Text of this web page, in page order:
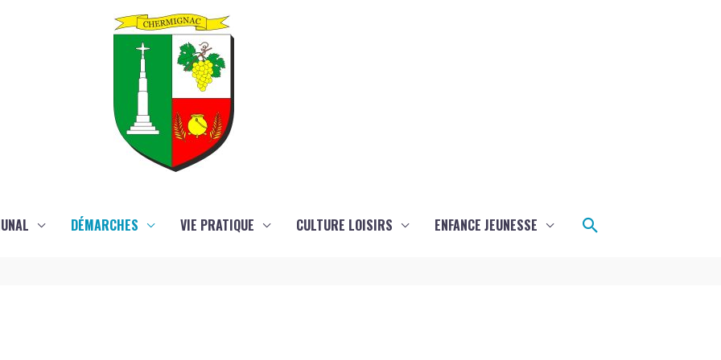
DÉMARCHES VIE PRATIQUE CULTURE LOISIRS ENFANCE JEUNESSE Rechercher